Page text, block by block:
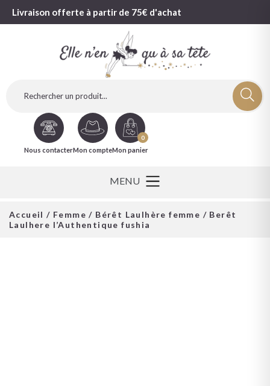
Livraison offerte à partir de 75€ d'achat
Nous contacterMon compte
0
Mon panier
Accueil / Femme / Bérêt Laulhère femme / Berêt
Laulhere l’Authentique fushia